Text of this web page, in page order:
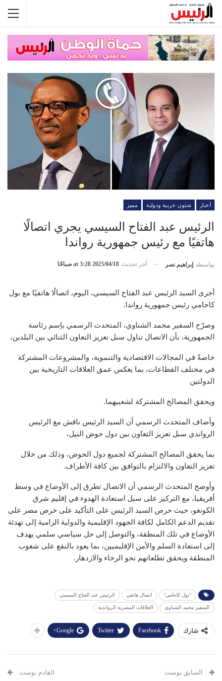
أخبار شئون عربية ودولية مميز
الرئيس عبد الفتاح السيسي يجري اتصالًا
هاتفيًا مع رئيس جمهورية رواندا
بواسطة إبراهيم نصر آخر تحديث 2025/04/18 at 3:28 صباحًا
أجرى السيد الرئيس عبد الفتاح السيسي، اليوم، اتصالًا هاتفيًا مع بول
كاجامي رئيس جمهورية رواندا.
وصرّح السفير محمد الشناوي، المتحدث الرسمي باِسم رئاسة
الجمهورية، بأن الاتصال تناول سبل تعزيز التعاون الثنائي بين البلدين،
خاصةً في المجالات الاقتصادية والتنموية، والمشروعات المشتركة
في مختلف القطاعات، بما يعكس عمق العلاقات التاريخية بين
الدولتين
ويحقق المصالح المشتركة لشعبيهما.
وأضاف المتحدث الرسمي أن السيد الرئيس ناقش مع الرئيس
الرواندي سبل تعزيز التعاون بين دول حوض النيل،
بما يحقق المصالح المشتركة لجميع دول الحوض، وذلك من خلال
تعزيز التعاون والالتزام بالتوافق بين كافة الأطراف.
وأوضح المتحدث الرسمي أن الاتصال تطرق إلى الأوضاع في وسط
أفريقيا، مع التركيز على سبل استعادة الهدوء في إقليم شرق
الكونغو، حيث حرص السيد الرئيس على التأكيد على حرص مصر على
تقديم الدعم الكامل لكافة الجهود الإقليمية والدولية الرامية إلى تهدئة
الأوضاع في تلك المنطقة، والتوصل إلى حل سياسي سلمي يهدف
إلى استعادة السلم والأمن الإقليميين، بما يعود بالنفع على شعوب
المنطقة ويحقق تطلعاتهم نحو الرخاء والازدهار.
"بول كاجامي" اتصال هاتفي الرئيس عبد الفتاح السيسي
السفير محمد الشناوي العلاقات المصرية الرواندية
شارك Facebook
Twitter
Google+
السابق بوست القادم بوست